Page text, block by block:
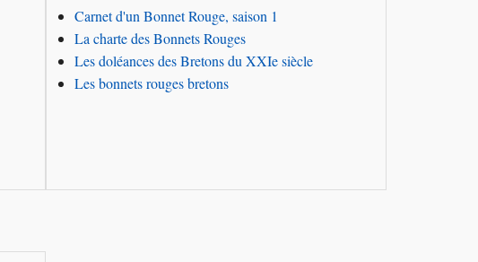
Carnet d'un Bonnet Rouge, saison 1
La charte des Bonnets Rouges
Les doléances des Bretons du XXIe siècle
Les bonnets rouges bretons